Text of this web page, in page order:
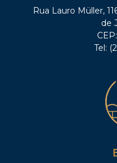
Rua Lauro Müller,
de
Tel: